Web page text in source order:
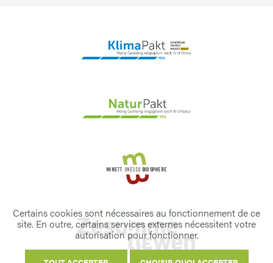
Certains cookies sont nécessaires au fonctionnement de ce
site. En outre, certains services externes nécessitent votre
autorisation pour fonctionner.